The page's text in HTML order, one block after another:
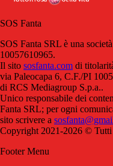
SOS Fanta
SOS Fanta SRL è una
10057610965.
Il sito sosfanta.com di
via Paleocapa 6, C.F./PI
di RCS Mediagroup S.p.a..
Unico responsabile dei
Fanta SRL; per ogni
sito scrivere a
Copyright 2021-2026 ©
Footer Menu